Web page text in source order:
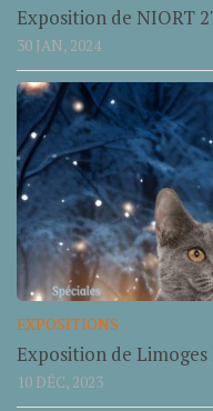
Exposition de NIORT
30 JAN, 2024
EXPOSITIONS
Exposition de
10 DÉC, 2023